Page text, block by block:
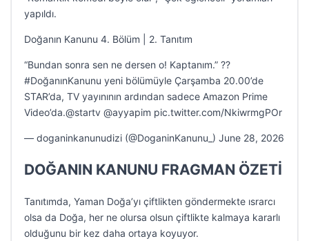
yapıldı.
Doğanın Kanunu 4. Bölüm | 2. Tanıtım
“Bundan sonra sen ne dersen o! Kaptanım.” ?️?
#DoğanınKanunu yeni bölümüyle Çarşamba 20.00’de
STAR’da, TV yayınının ardından sadece Amazon Prime
Video’da.@startv @ayyapim pic.twitter.com/NkiwrmgPOr
— doganinkanunudizi (@DoganinKanunu_) June 28, 2026
DOĞANIN KANUNU FRAGMAN ÖZETİ
Tanıtımda, Yaman Doğa’yı çiftlikten göndermekte ısrarcı
olsa da Doğa, her ne olursa olsun çiftlikte kalmaya kararlı
olduğunu bir kez daha ortaya koyuyor.